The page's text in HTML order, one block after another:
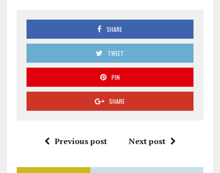
SHARE
TWEET
PIN
SHARE
Previous post Next post